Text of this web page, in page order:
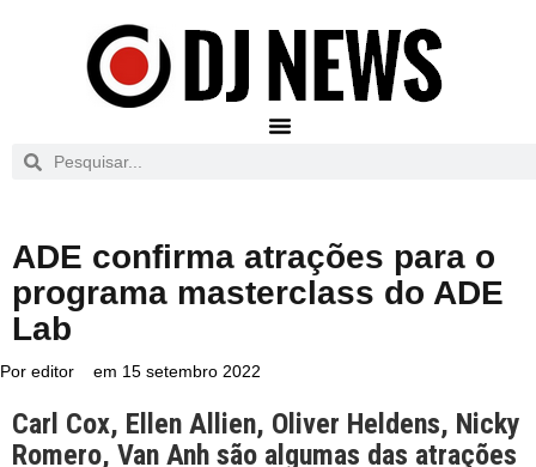
ADE confirma atrações para o
programa masterclass do ADE
Lab
Por editor em 15 setembro 2022
Carl Cox, Ellen Allien, Oliver Heldens, Nicky
Romero, Van Anh são algumas das atrações